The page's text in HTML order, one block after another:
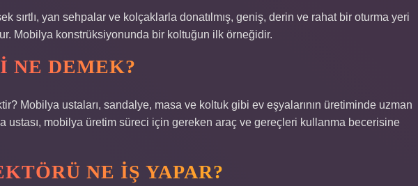
sırtlı, yan sehpalar ve kolçaklarla donatılmış, geniş, derin ve rahat bir oturma yeri
Mobilya konstrüksiyonunda bir koltuğun ilk örneğidir.
NE DEMEK?
Mobilya ustaları, sandalye, masa ve koltuk gibi ev eşyalarının üretiminde uzman
ustası, mobilya üretim süreci için gereken araç ve gereçleri kullanma becerisine
NE IŞ YAPAR?